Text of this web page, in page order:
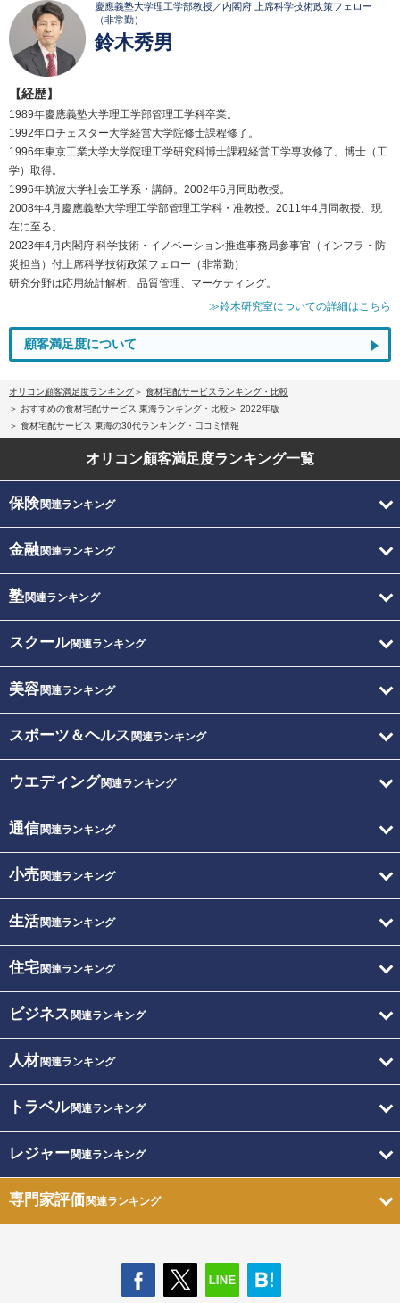
慶應義塾大学理工学部教授／内閣府 上席科学技術政策フェロー
（非常勤）
鈴木秀男
【経歴】
1989年慶應義塾大学理工学部管理工学科卒業。
1992年ロチェスター大学経営大学院修士課程修了。
1996年東京工業大学大学院理工学研究科博士課程経営工学専攻修了。博士（工
学）取得。
1996年筑波大学社会工学系・講師。2002年6月同助教授。
2008年4月慶應義塾大学理工学部管理工学科・准教授。2011年4月同教授、現
在に至る。
2023年4月内閣府 科学技術・イノベーション推進事務局参事官（インフラ・防
災担当）付上席科学技術政策フェロー（非常勤）
研究分野は応用統計解析、品質管理、マーケティング。
≫鈴木研究室についての詳細はこちら
顧客満足度について
オリコン顧客満足度ランキング
食材宅配サービスランキング・比較
おすすめの食材宅配サービス 東海ランキング・比較
2022年版
食材宅配サービス 東海の30代ランキング・口コミ情報
オリコン顧客満足度ランキング一覧
保険関連ランキング
金融関連ランキング
塾関連ランキング
スクール関連ランキング
美容関連ランキング
スポーツ＆ヘルス 関連ランキング
ウエディング関連ランキング
通信関連ランキング
小売関連ランキング
生活関連ランキング
住宅関連ランキング
ビジネス 関連ランキング
人材関連ランキング
トラベル関連ランキング
レジャー関連ランキング
専門家評価関連ランキング